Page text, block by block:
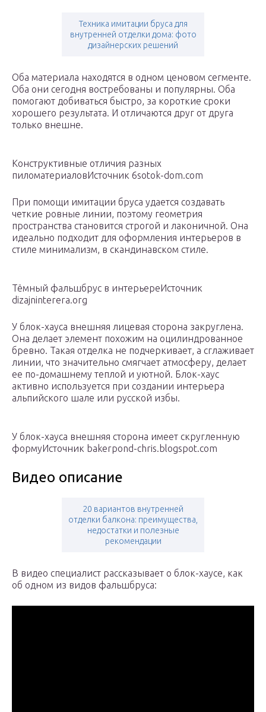
Техника имитации бруса для
внутренней отделки дома: фото
дизайнерских решений
Оба материала находятся в одном ценовом сегменте.
Оба они сегодня востребованы и популярны. Оба
помогают добиваться быстро, за короткие сроки
хорошего результата. И отличаются друг от друга
только внешне.
Конструктивные отличия разных
пиломатериаловИсточник 6sotok-dom.com
При помощи имитации бруса удается создавать
четкие ровные линии, поэтому геометрия
пространства становится строгой и лаконичной. Она
идеально подходит для оформления интерьеров в
стиле минимализм, в скандинавском стиле.
Тёмный фальшбрус в интерьереИсточник
dizajninterera.org
У блок-хауса внешняя лицевая сторона закруглена.
Она делает элемент похожим на оцилиндрованное
бревно. Такая отделка не подчеркивает, а сглаживает
линии, что значительно смягчает атмосферу, делает
ее по-домашнему теплой и уютной. Блок-хаус
активно используется при создании интерьера
альпийского шале или русской избы.
У блок-хауса внешняя сторона имеет скругленную
формуИсточник bakerpond-chris.blogspot.com
Видео описание
20 вариантов внутренней
отделки балкона: преимущества,
недостатки и полезные
рекомендации
В видео специалист рассказывает о блок-хаусе, как
об одном из видов фальшбруса: